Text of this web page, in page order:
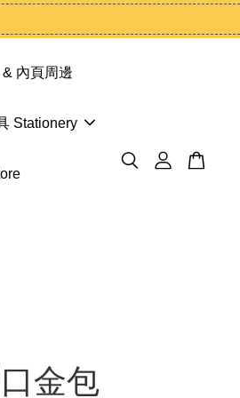
內頁周邊
Stationery
金包